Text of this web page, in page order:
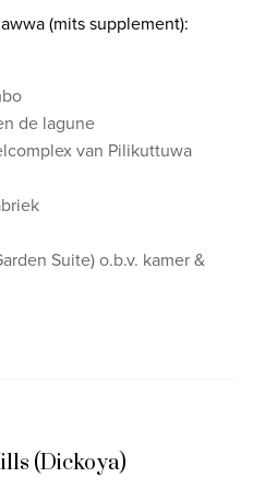
(mits supplement):​
de lagune
van Pilikuttuwa
Suite) o.b.v. kamer &
(Dickoya)